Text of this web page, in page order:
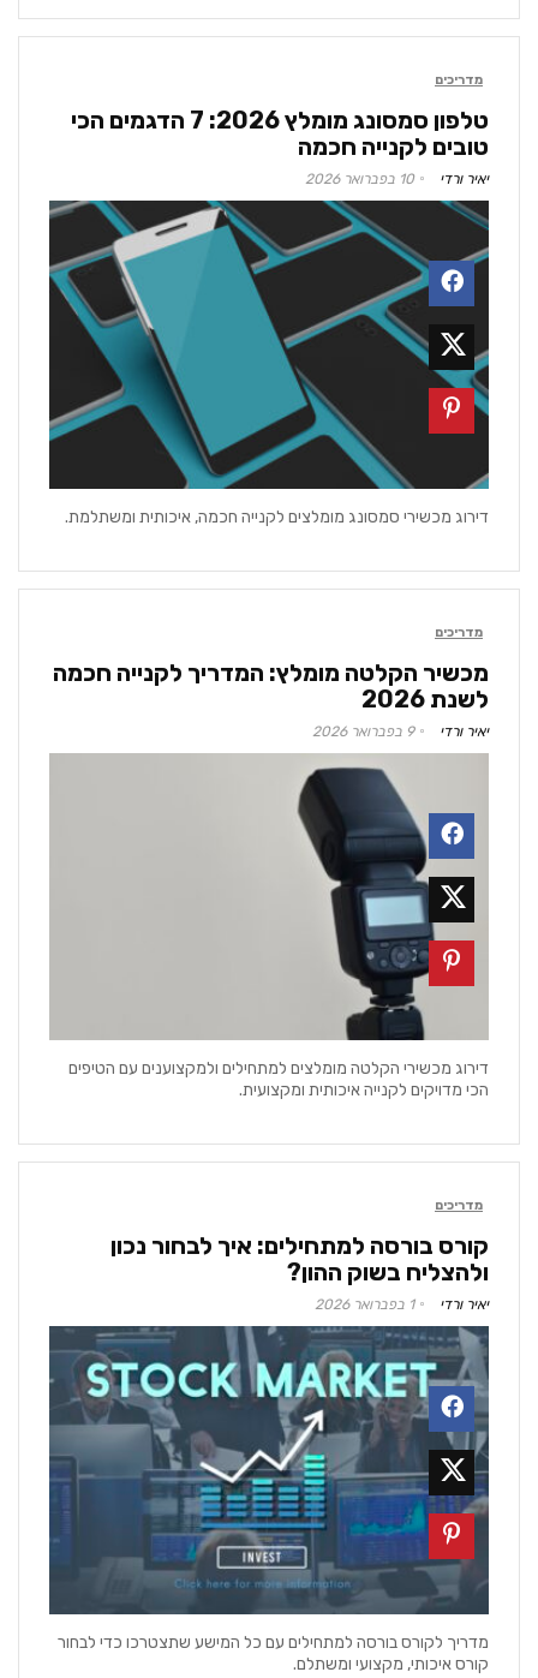
מדריכים
טלפון סמסונג מומלץ 2026: 7 הדגמים הכי
טובים לקנייה חכמה
יאיר ורדי 10 בפברואר 2026
דירוג מכשירי סמסונג מומלצים לקנייה חכמה, איכותית ומשתלמת.
מדריכים
מכשיר הקלטה מומלץ: המדריך לקנייה חכמה
לשנת 2026
יאיר ורדי 9 בפברואר 2026
דירוג מכשירי הקלטה מומלצים למתחילים ולמקצוענים עם הטיפים
הכי מדויקים לקנייה איכותית ומקצועית.
מדריכים
קורס בורסה למתחילים: איך לבחור נכון
ולהצליח בשוק ההון?
יאיר ורדי 1 בפברואר 2026
מדריך לקורס בורסה למתחילים עם כל המישע שתצטרכו כדי לבחור
קורס איכותי, מקצועי ומשתלם.